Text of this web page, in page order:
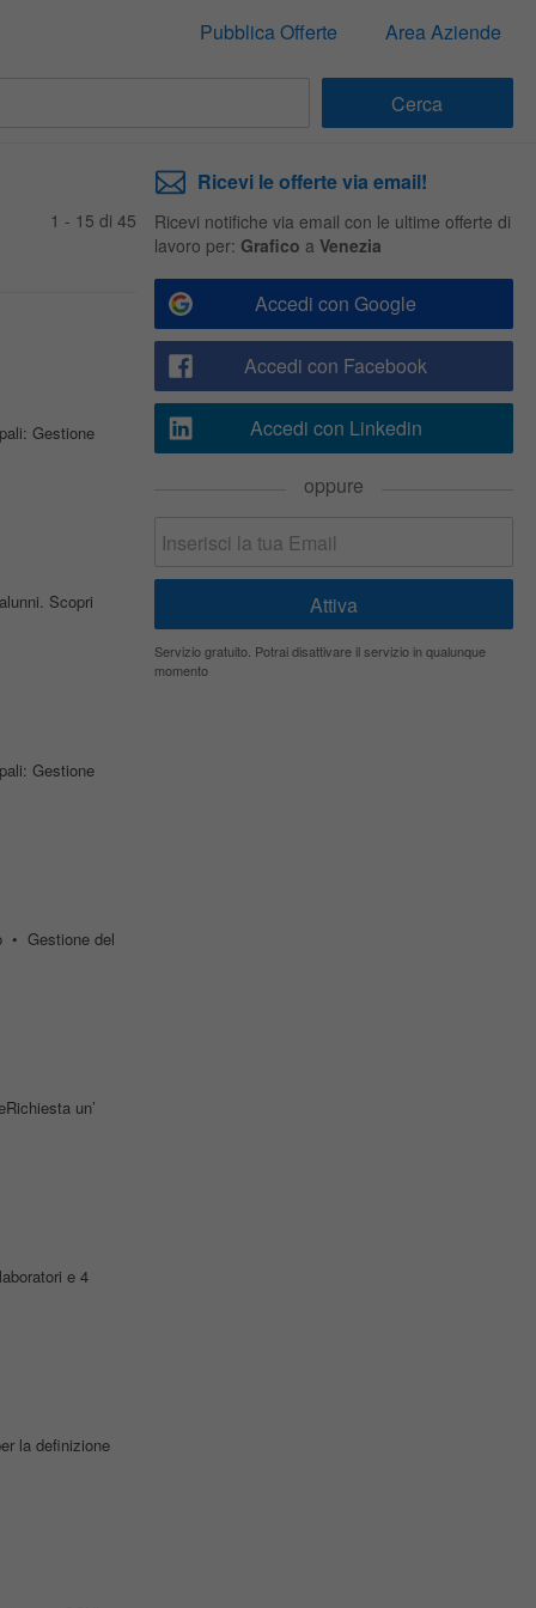
Pubblica Offerte Area Aziende
1 - 15 di 45
Gestione
Scopri
Gestione
• Gestione del
un’
e 4
la definizione
Ricevi le offerte via email!
Ricevi notifiche via email con le ultime offerte di
lavoro per: Grafico a Venezia
Accedi con Google
Accedi con Facebook
Accedi con Linkedin
oppure
Servizio gratuito. Potrai disattivare il servizio in qualunque
momento